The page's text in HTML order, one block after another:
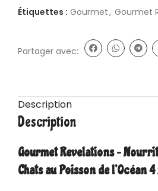
Étiquettes : Gourmet, Gourmet
Partager avec:
Description
Description
Gourmet Revelations –
Chats au Poisson de l’Océan 4